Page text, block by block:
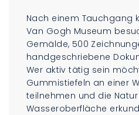
Nach einem Tauchgang
Van Gogh Museum
Gemälde, 500
handgeschriebene
Wer aktiv tätig sein
Gummistiefeln an einer
teilnehmen und die
Wasseroberfläche